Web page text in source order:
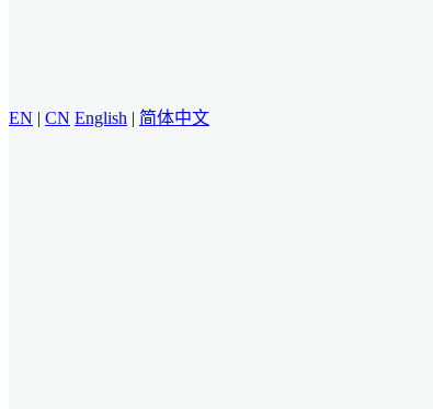
EN | CN English | 简体中文